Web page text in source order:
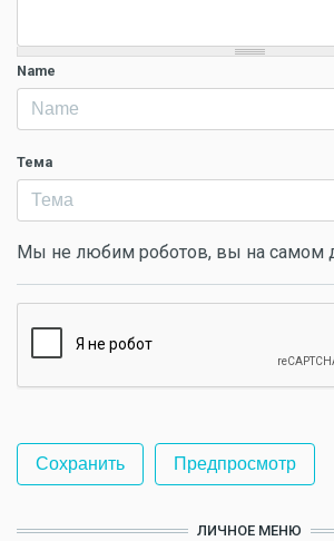
Name
Тема
Мы не любим роботов, вы на самом
ЛИЧНОЕ МЕНЮ